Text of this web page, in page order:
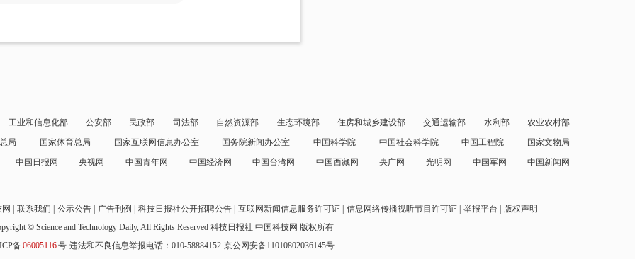
工业和信息化部 公安部 民政部 司法部 自然资源部 生态环境部 住房和城乡建设部 交通运输部 水利部
农业农村部
局
国家体育总局 国家互联网信息办公室 国务院新闻办公室 中国科学院 中国社会科学院 中国工程院
国家文物局
中国日报网
央视网 中国青年网 中国经济网 中国台湾网 中国西藏网 央广网 光明网 中国军网 中国新闻网
联系我们 公示公告 广告刊例 科技日报社公开招聘公告 互联网新闻信息服务许可证 信息网络传播视听节目许可证 举报平台
版权声明
© Science and Technology Daily, All Rights Reserved 科技日报社 中国科技网 版权所有
备06005116号 违法和不良信息举报电话：010-58884152 京公网安备11010802036145号